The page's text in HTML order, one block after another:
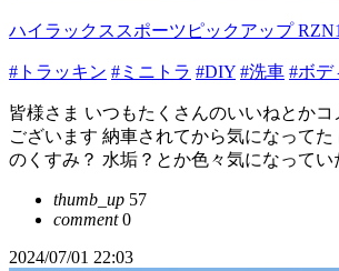
ハイラックススポーツピックアップ
#トラッキン #ミニトラ #DIY #洗車 #ボデ
皆様さま いつもたくさんのいいねとかコ
ございます 納車されてから気になってた
のくすみ？ 水垢？とか色々気になってい
thumb_up 57
comment0
2024/07/01 22:03